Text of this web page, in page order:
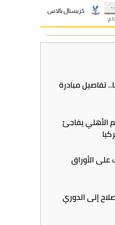
تجاوزوا 40 عاما.. تفاصيل مبادرة
الأهلي يفاجئ
2027.. تعرف على الأوراق
إلى الدوري